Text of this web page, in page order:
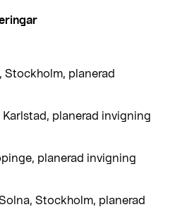
Stockholm, planerad
planerad invigning
planerad invigning
Stockholm, planerad